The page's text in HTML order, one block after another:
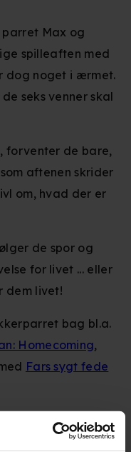
Max og
spilleaften med
dog noget i ærmet.
seks venner skal
forventer de bare,
aftenen skrider
om, hvad der er
de spor og
for livet ... eller
dem livet!
bag bl.a.
Homecoming,
Fars sygt fede